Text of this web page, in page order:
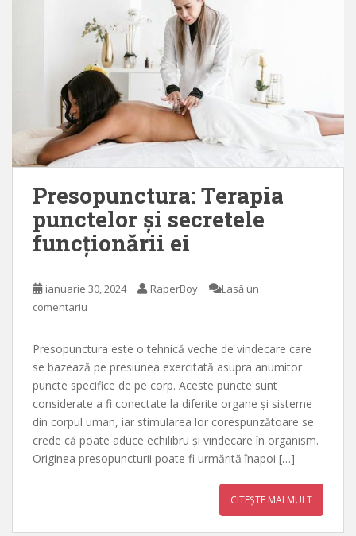
Presopunctura: Terapia
punctelor și secretele
funcționării ei
ianuarie 30, 2024 RaperBoy
Lasă un
comentariu
Presopunctura este o tehnică veche de vindecare care
se bazează pe presiunea exercitată asupra anumitor
puncte specifice de pe corp. Aceste puncte sunt
considerate a fi conectate la diferite organe și sisteme
din corpul uman, iar stimularea lor corespunzătoare se
crede că poate aduce echilibru și vindecare în organism.
Originea presopuncturii poate fi urmărită înapoi […]
CITEȘTE MAI MULT